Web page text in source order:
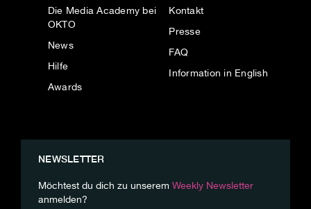
Die Media Academy bei
OKTO
News
Hilfe
Awards
Kontakt
Presse
FAQ
Information in English
NEWSLETTER
Möchtest du dich zu unserem Weekly Newsletter
anmelden?